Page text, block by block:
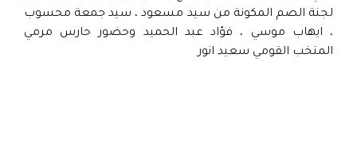
لجنة الصم المكونة من سيد مسعود ، سيد جمعة محسوب
، ايهاب موسي ، فؤاد عبد الحميد وحضور حارس مرمي
المتخب القومي سعيد انور